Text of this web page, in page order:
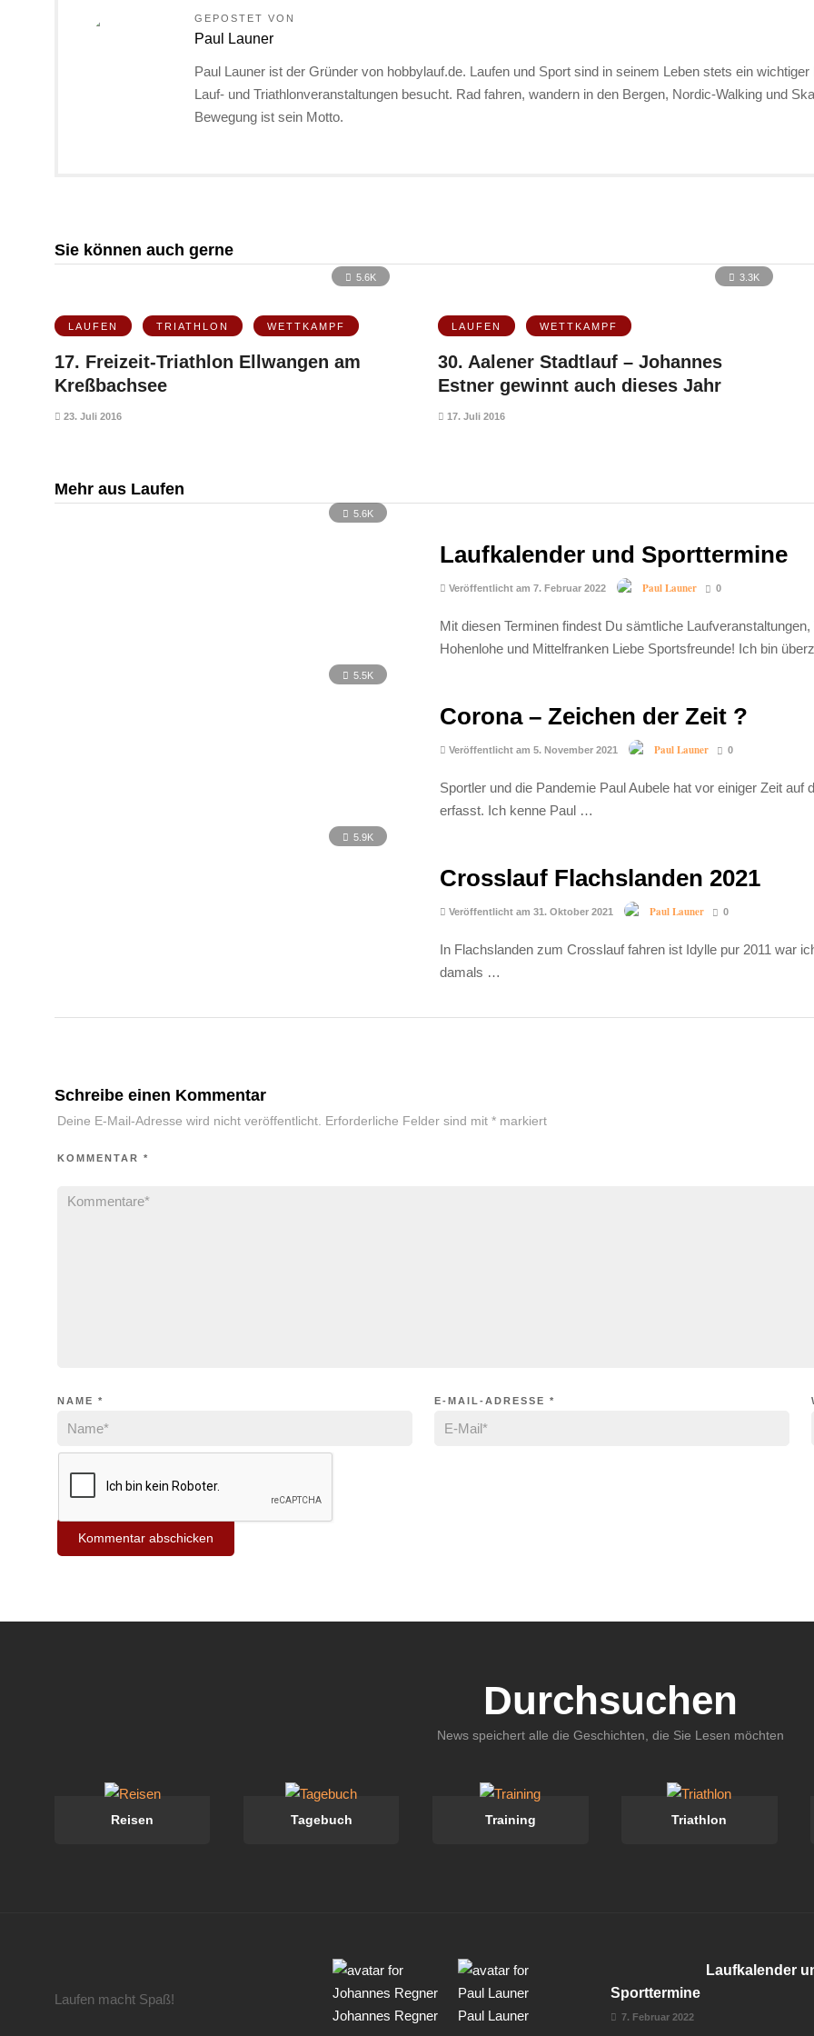
GEPOSTET VON
Paul Launer
Paul Launer ist der Gründer von hobbylauf.de. Laufen und Sport sind in seinem Leben stets ein
Lauf- und Triathlonveranstaltungen besucht. Rad fahren, wandern in den Bergen, Nordic-Walking und
Bewegung ist sein Motto.
Sie können auch gerne
5.6K
LAUFEN TRIATHLON WETTKAMPF
17. Freizeit-Triathlon Ellwangen am
Kreßbachsee
23. Juli 2016
3.3K
LAUFEN WETTKAMPF
30. Aalener Stadtlauf – Johannes
Estner gewinnt auch dieses Jahr
17. Juli 2016
Mehr aus Laufen
5.6K
Laufkalender und Sporttermine
Veröffentlicht am 7. Februar 2022 Paul Launer 0
Mit diesen Terminen findest Du sämtliche
Hohenlohe und Mittelfranken Liebe Sportsfreunde! Ich bin
5.5K
Corona – Zeichen der Zeit ?
Veröffentlicht am 5. November 2021 Paul Launer 0
Sportler und die Pandemie Paul Aubele hat vor einiger Zeit
erfasst. Ich kenne Paul …
5.9K
Crosslauf Flachslanden 2021
Veröffentlicht am 31. Oktober 2021 Paul Launer 0
In Flachslanden zum Crosslauf fahren ist Idylle pur 2011 war
damals …
Schreibe einen Kommentar
Deine E-Mail-Adresse wird nicht veröffentlicht. Erforderliche Felder sind mit *markiert
KOMMENTAR *
NAME * E-MAIL-ADRESSE *
Durchsuchen
News speichert alle die Geschichten, die Sie Lesen möchten
Reisen Tagebuch Training Triathlon
Laufen macht Spaß!
Johannes Regner
Paul Launer
Laufkalender
Sporttermine
7. Februar 2022